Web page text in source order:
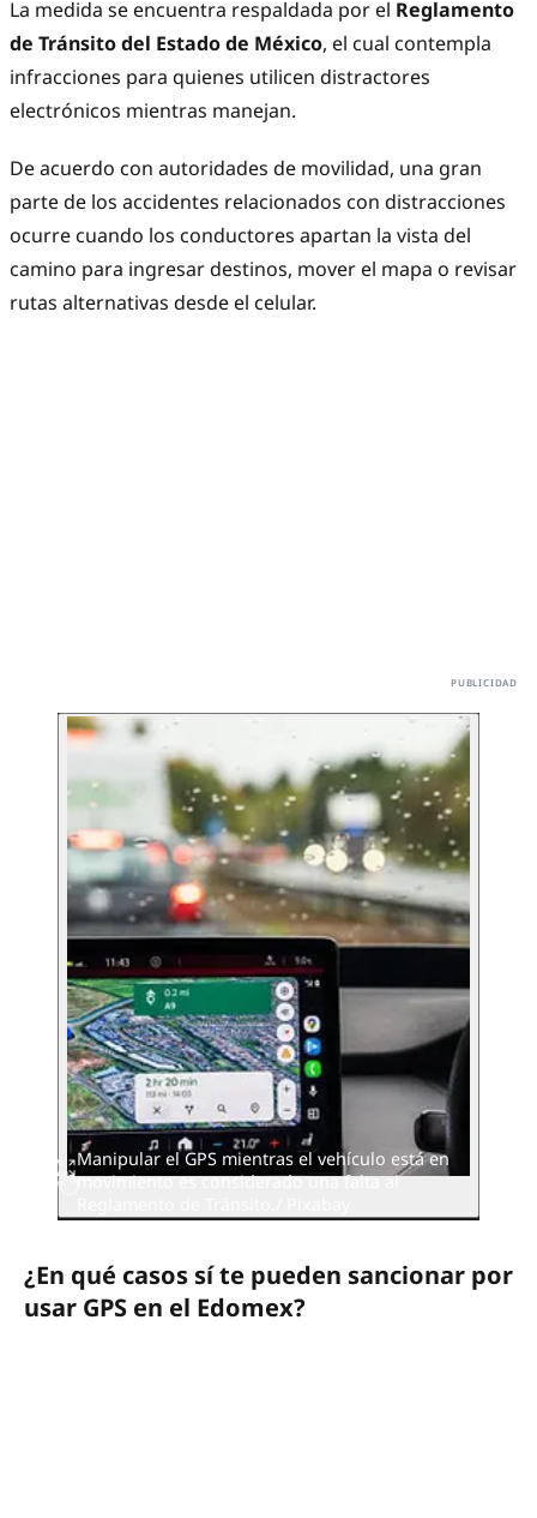
La medida se encuentra respaldada por el Reglamento
de Tránsito del Estado de México, el cual contempla
infracciones para quienes utilicen distractores
electrónicos mientras manejan.
De acuerdo con autoridades de movilidad, una gran
parte de los accidentes relacionados con distracciones
ocurre cuando los conductores apartan la vista del
camino para ingresar destinos, mover el mapa o revisar
rutas alternativas desde el celular.
Manipular el GPS mientras el vehículo está en
movimiento es considerado una falta al
¿En qué casos sí te pueden sancionar por
usar GPS en el Edomex?